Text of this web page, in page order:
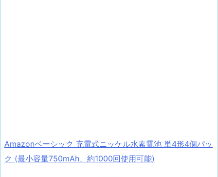
Amazonベーシック 充電式ニッケル水素電池 単4形4個パッ
ク (最小容量750mAh、約1000回使用可能)